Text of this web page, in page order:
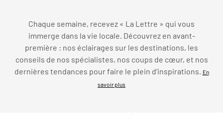
Chaque semaine, recevez « La Lettre » qui vous
immerge dans la vie locale. Découvrez en avant-
première : nos éclairages sur les destinations, les
conseils de nos spécialistes, nos coups de cœur, et nos
dernières tendances pour faire le plein d’inspirations.
En
savoir plus